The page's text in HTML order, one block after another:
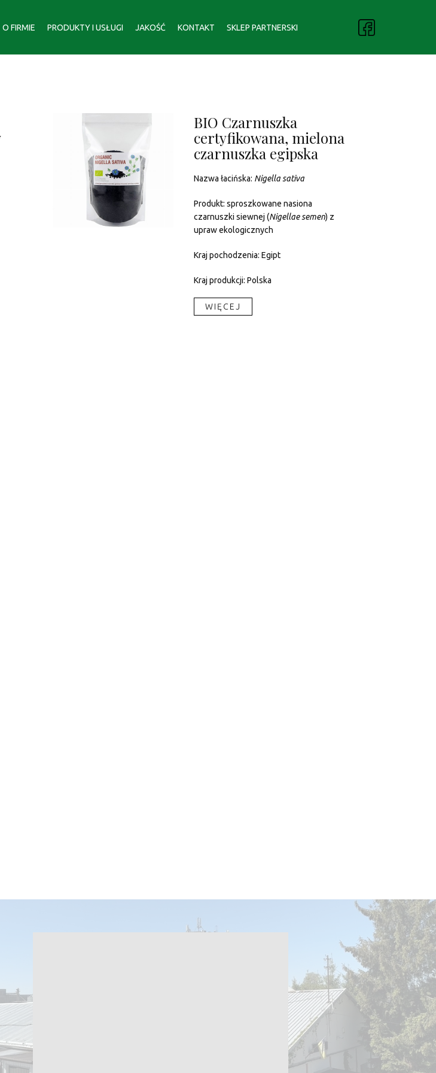
O FIRMIE PRODUKTY I USŁUGI JAKOŚĆ KONTAKT SKLEP PARTNERSKI
BIO Czarnuszka
certyfikowana, mielona
czarnuszka egipska
Nazwa łacińska: Nigella sativa
Produkt: sproszkowane nasiona
czarnuszki siewnej (Nigellae semen) z
upraw ekologicznych
Kraj pochodzenia: Egipt
Kraj produkcji: Polska
WIĘCEJ​